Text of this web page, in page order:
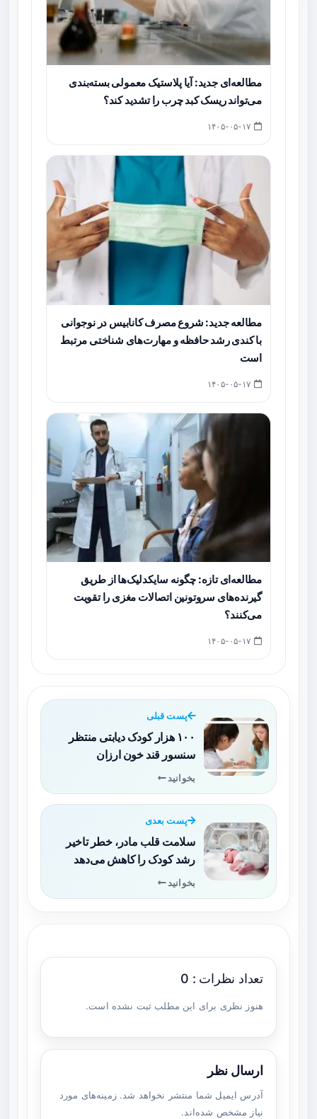
مطالعه‌ای جدید: آیا پلاستیک معمولی بسته‌بندی
می‌تواند ریسک کبد چرب را تشدید کند؟
مطالعه جدید: شروع مصرف کانابیس در نوجوانی
با کندی رشد حافظه و مهارت‌های شناختی مرتبط
است
مطالعه‌ای تازه: چگونه سایکدلیک‌ها از طریق
گیرنده‌های سروتونین اتصالات مغزی را تقویت
می‌کنند؟
پست قبلی
۱۰۰ هزار کودک دیابتی منتظر
سنسور قند خون ارزان
بخوانید
پست بعدی
سلامت قلب مادر، خطر تاخیر
رشد کودک را کاهش می‌دهد
بخوانید
تعداد نظرات : 0
هنوز نظری برای این مطلب ثبت نشده است.
ارسال نظر
آدرس ایمیل شما منتشر نخواهد شد. زمینه‌های مورد
نیاز مشخص شده‌اند.